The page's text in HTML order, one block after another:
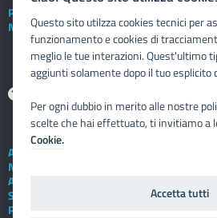
Posta elettronica istituzionale
Nuovo sportello dipendente
Assistenza tecnica
Note legali
Albo telematico
Social Media Policy
Privacy
Questo sito utilzza cookies tecnici per
funzionamento e cookies di
meglio le tue interazioni. Quest'ultimo
aggiunti solamente dopo il tuo esplicito
Per ogni dubbio in merito alle nostre
scelte che hai effettuato, ti invitiamo a
Cookie.
Accetta tutti